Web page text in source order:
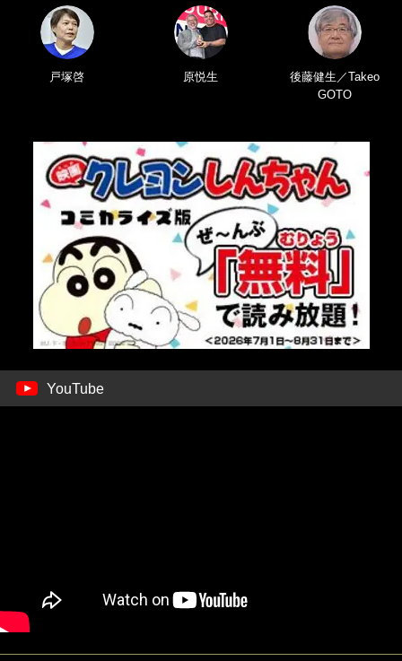
戸塚啓 原悦生
後藤健生／Takeo
GOTO
YouTube